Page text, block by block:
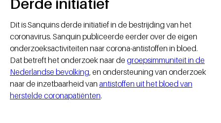
Dit is Sanquins derde initiatief in de bestrijding van het
coronavirus. Sanquin publiceerde eerder over de eigen
onderzoeksactiviteiten naar corona-antistoffen in bloed.
Dat betreft het onderzoek naar de groepsimmuniteit in de
Nederlandse bevolking, en ondersteuning van onderzoek
naar de inzetbaarheid van antistoffen uit het bloed van
herstelde coronapatiënten.